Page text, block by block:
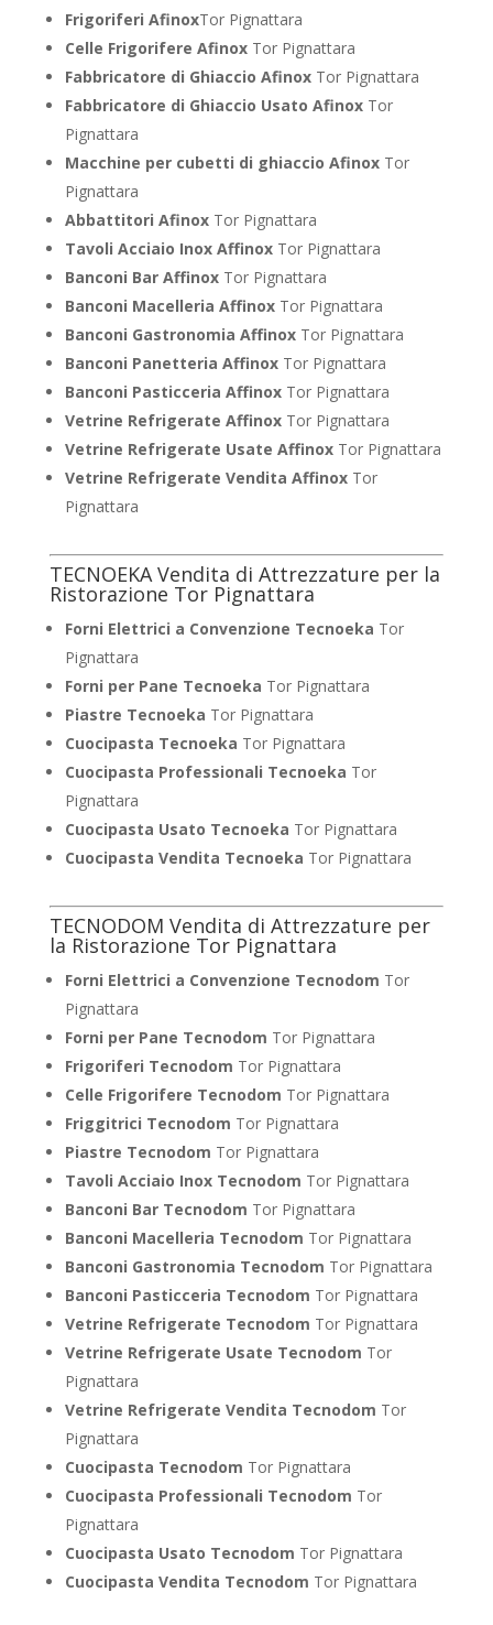
Frigoriferi AfinoxTor Pignattara
Celle Frigorifere AfinoxTor Pignattara
Fabbricatore di Ghiaccio AfinoxTor Pignattara
Fabbricatore di Ghiaccio Usato AfinoxTor
Pignattara
Macchine per cubetti di ghiaccio AfinoxTor
Pignattara
Abbattitori Afinox Tor Pignattara
Tavoli Acciaio Inox AffinoxTor Pignattara
Banconi Bar AffinoxTor Pignattara
Banconi Macelleria AffinoxTor Pignattara
Banconi Gastronomia AffinoxTor Pignattara
Banconi Panetteria AffinoxTor Pignattara
Banconi Pasticceria AffinoxTor Pignattara
Vetrine Refrigerate AffinoxTor Pignattara
Vetrine Refrigerate Usate AffinoxTor Pignattara
Vetrine Refrigerate Vendita AffinoxTor
Pignattara
TECNOEKA Vendita di Attrezzature per la
Ristorazione Tor Pignattara
Forni Elettrici a Convenzione Tecnoeka Tor
Pignattara
Forni per Pane Tecnoeka Tor Pignattara
Piastre Tecnoeka Tor Pignattara
Cuocipasta Tecnoeka Tor Pignattara
Cuocipasta Professionali Tecnoeka Tor
Pignattara
Cuocipasta Usato Tecnoeka Tor Pignattara
Cuocipasta Vendita Tecnoeka Tor Pignattara
TECNODOM Vendita di Attrezzature per
la Ristorazione Tor Pignattara
Forni Elettrici a Convenzione Tecnodom Tor
Pignattara
Forni per Pane Tecnodom Tor Pignattara
Frigoriferi Tecnodom Tor Pignattara
Celle Frigorifere Tecnodom Tor Pignattara
Friggitrici Tecnodom Tor Pignattara
Piastre Tecnodom Tor Pignattara
Tavoli Acciaio Inox Tecnodom Tor Pignattara
Banconi Bar Tecnodom Tor Pignattara
Banconi Macelleria Tecnodom Tor Pignattara
Banconi Gastronomia Tecnodom Tor Pignattara
Banconi Pasticceria Tecnodom Tor Pignattara
Vetrine Refrigerate Tecnodom Tor Pignattara
Vetrine Refrigerate Usate Tecnodom Tor
Pignattara
Vetrine Refrigerate Vendita Tecnodom Tor
Pignattara
Cuocipasta Tecnodom Tor Pignattara
Cuocipasta Professionali Tecnodom Tor
Pignattara
Cuocipasta Usato Tecnodom Tor Pignattara
Cuocipasta Vendita Tecnodom Tor Pignattara